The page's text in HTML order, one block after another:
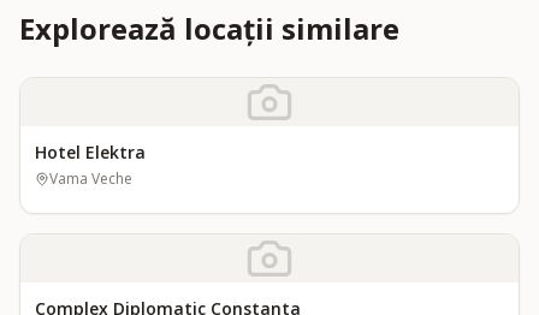
Explorează locații similare
Hotel Elektra
Vama Veche
Complex Diplomatic Constanta